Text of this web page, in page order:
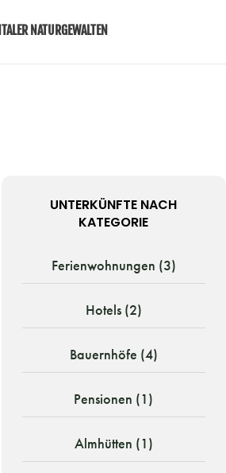
NATURGEWALTEN
UNTERKÜNFTE NACH
KATEGORIE
Ferienwohnungen (3)
Hotels (2)
Bauernhöfe (4)
Pensionen (1)
Almhütten (1)